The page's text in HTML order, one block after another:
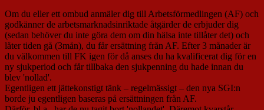
Om du eller ett ombud anmäler dig till Arbetsförmedlingen (AF) och
godkänner de arbetsmarknadsinriktade åtgärder de erbjuder dig
(sedan behöver du inte göra dem om din hälsa inte tillåter det) och
låter tiden gå (3mån), du får ersättning från AF. Efter 3 månader är
du välkommen till FK igen för då anses du ha kvalificerat dig för en
ny sjukperiod och får tillbaka den sjukpenning du hade innan du
blev 'nollad'.
Egentligen ett jättekonstigt tänk – regelmässigt – den nya SGI:n
borde ju egentligen baseras på ersättningen från AF.